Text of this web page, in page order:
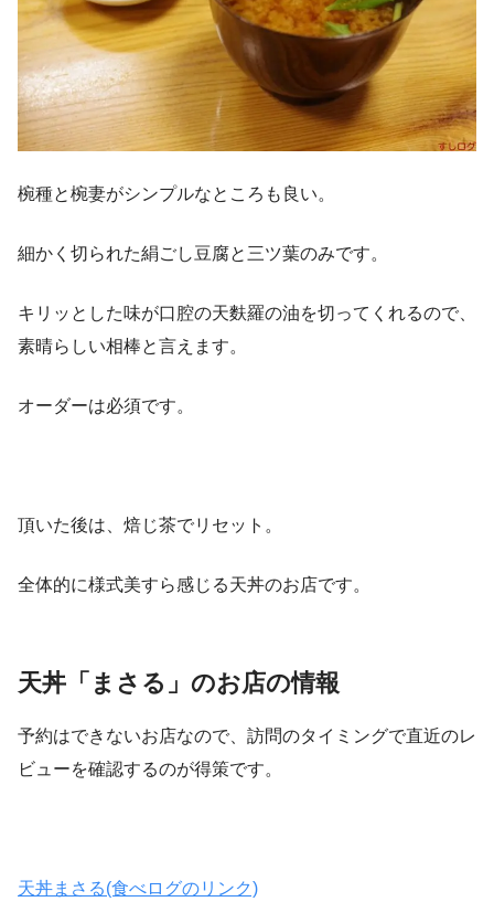
椀種と椀妻がシンプルなところも良い。
細かく切られた絹ごし豆腐と三ツ葉のみです。
キリッとした味が口腔の天麩羅の油を切ってくれるので、
素晴らしい相棒と言えます。
オーダーは必須です。
頂いた後は、焙じ茶でリセット。
全体的に様式美すら感じる天丼のお店です。
天丼「まさる」のお店の情報
予約はできないお店なので、訪問のタイミングで直近のレ
ビューを確認するのが得策です。
天丼まさる(食べログのリンク)